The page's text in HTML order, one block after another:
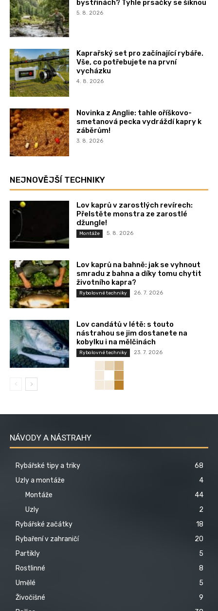
bystřinách? Tyhle prsačky se šiknou
5. 8. 2026
Kaprařský set pro začínající rybáře.
Vše, co potřebujete na první
vycházku
4. 8. 2026
Novinka z Anglie: tahle oříškovo-
smetanová pecka vydráždí kapry k
záběrům!
3. 8. 2026
NEJNOVĚJŠÍ TECHNIKY
Lov kaprů v zarostlých revírech:
Přelstěte monstra ze zarostlé
džungle!
Montáže 5. 8. 2026
Lov kaprů na bahně: jak se vyhnout
smradu z bahna a díky tomu chytit
životního kapra?
Rybolovné techniky 26. 7. 2026
Lov candátů v létě: s touto
nástrahou se jim dostanete na
kobylku i na mělčinách
Rybolovné techniky 23. 7. 2026
NÁVODY A NÁSTRAHY
Rybářské tipy a triky
68
Uzly a montáže
4
Montáže
44
Uzly
2
Rybářské začátky
18
Rybaření v zahraničí
20
Partikly
5
Rostlinné
8
Umělé
5
Živočišné
9